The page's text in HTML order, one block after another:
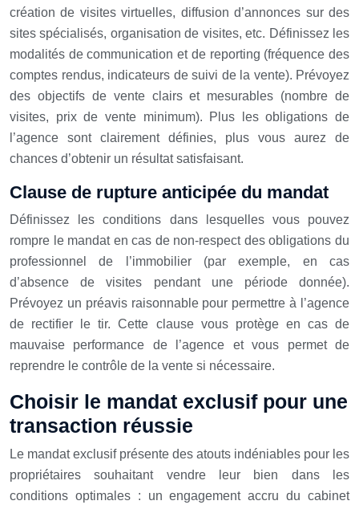
création de visites virtuelles, diffusion d’annonces sur des
sites spécialisés, organisation de visites, etc. Définissez les
modalités de communication et de reporting (fréquence des
comptes rendus, indicateurs de suivi de la vente). Prévoyez
des objectifs de vente clairs et mesurables (nombre de
visites, prix de vente minimum). Plus les obligations de
l’agence sont clairement définies, plus vous aurez de
chances d’obtenir un résultat satisfaisant.
Clause de rupture anticipée du mandat
Définissez les conditions dans lesquelles vous pouvez
rompre le mandat en cas de non-respect des obligations du
professionnel de l’immobilier (par exemple, en cas
d’absence de visites pendant une période donnée).
Prévoyez un préavis raisonnable pour permettre à l’agence
de rectifier le tir. Cette clause vous protège en cas de
mauvaise performance de l’agence et vous permet de
reprendre le contrôle de la vente si nécessaire.
Choisir le mandat exclusif pour une
transaction réussie
Le mandat exclusif présente des atouts indéniables pour les
propriétaires souhaitant vendre leur bien dans les
conditions optimales : un engagement accru du cabinet